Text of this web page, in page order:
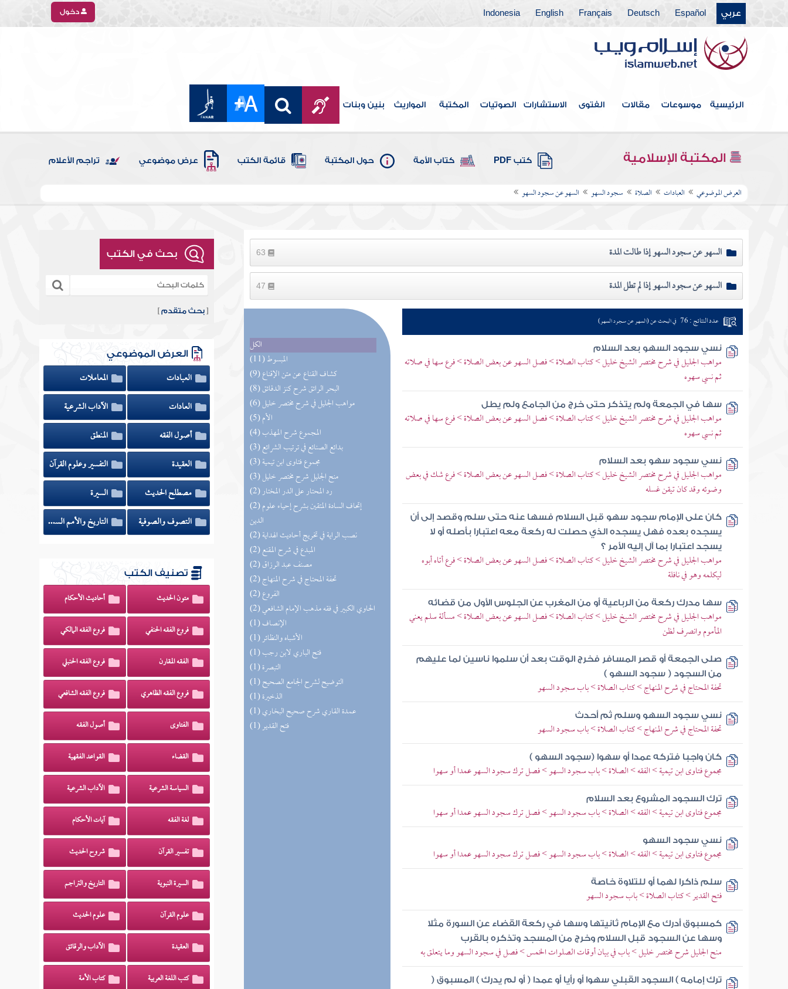
عربي Español
Deutsch
Français
English
Indonesia دخول
الرئيسية موسوعات مقالات الفتوى الاستشارات الصوتيات المكتبة المواريث بنين وبنات
المكتبة الإسلامية كتب PDF كتاب الأمة حول المكتبة قائمة الكتب عرض موضوعي تراجم الأعلام
العرض الموضوعي العبادات الصلاة سجود السهو السهو عن سجود السهو
السهو عن سجود السهو إذا طالت المدة
السهو عن سجود السهو إذا لم تطل المدة
الكل
(11) المبسوط
(9) كشاف القناع عن متن الإقناع
(8) البحر الرائق شرح كنز الدقائق
(6) مواهب الجليل في شرح مختصر خليل
(5) الأم
(4) المجموع شرح المهذب
(3) بدائع الصنائع في ترتيب الشرائع
(3) مجموع فتاوى ابن تيمية
(3) منح الجليل شرح مختصر خليل
(2) رد المحتار على الدر المختار
(2) إتحاف السادة المتقين بشرح إحياء علوم
الدين
(2) نصب الراية في تخريج أحاديث الهداية
(2) المبدع في شرح المقنع
(2) مصنف عبد الرزاق
(2) تحفة المحتاج في شرح المنهاج
(2) الفروع
(2) الحاوي الكبير في فقه مذهب الإمام الشافعي
(1) الإنصاف
(1) الأشباه والنظائر
(1) فتح الباري لابن رجب
(1) التبصرة
(1) التوضيح لشرح الجامع الصحيح
(1) الذخيرة
(1) عمدة القاري شرح صحيح البخاري
(1) فتح القدير
عدد النتائج : 76 في البحث عن (السهو عن سجود السهو)
نسي سجود السهو بعد السلام
مواهب الجليل في شرح مختصر الشيخ خليل > كتاب الصلاة > فصل السهو عن بعض الصلاة > فرع سها في صلاته
ثم نسي سهوه
سها في الجمعة ولم يتذكر حتى خرج من الجامع ولم يطل
مواهب الجليل في شرح مختصر الشيخ خليل > كتاب الصلاة > فصل السهو عن بعض الصلاة > فرع سها في صلاته
ثم نسي سهوه
نسي سجود سهو بعد السلام
مواهب الجليل في شرح مختصر الشيخ خليل > كتاب الصلاة > فصل السهو عن بعض الصلاة > فرع شك في بعض
وضوئه وقد كان تيقن غسله
كان على الإمام سجود سهو قبل السلام فسها عنه حتى سلم وقصد إلى أن
يسجده بعده فهل يسجده الذي حصلت له ركعة معه اعتبارا بأصله أو لا
يسجد اعتبارا بما آل إليه الأمر ؟
مواهب الجليل في شرح مختصر الشيخ خليل > كتاب الصلاة > فصل السهو عن بعض الصلاة > فرع أتاه أبوه
ليكلمه وهو في نافلة
سها مدرك ركعة من الرباعية أو من المغرب عن الجلوس الأول من قضائه
مواهب الجليل في شرح مختصر الشيخ خليل > كتاب الصلاة > فصل السهو عن بعض الصلاة > مسألة سلم يعني
المأموم وانصرف لظن
صلى الجمعة أو قصر المسافر فخرج الوقت بعد أن سلموا ناسين لما عليهم
من السجود ( سجود السهو )
تحفة المحتاج في شرح المنهاج > كتاب الصلاة > باب سجود السهو
نسي سجود السهو وسلم ثم أحدث
تحفة المحتاج في شرح المنهاج > كتاب الصلاة > باب سجود السهو
كان واجبا فتركه عمدا أو سهوا (سجود السهو )
مجموع فتاوى ابن تيمية > الفقه > الصلاة > باب سجود السهو > فصل ترك سجود السهو عمدا أو سهوا
ترك السجود المشروع بعد السلام
مجموع فتاوى ابن تيمية > الفقه > الصلاة > باب سجود السهو > فصل ترك سجود السهو عمدا أو سهوا
نسي سجود السهو
مجموع فتاوى ابن تيمية > الفقه > الصلاة > باب سجود السهو > فصل ترك سجود السهو عمدا أو سهوا
سلم ذاكرا لهما أو للتلاوة خاصة
فتح القدير > كتاب الصلاة > باب سجود السهو
كمسبوق أدرك مع الإمام ثانيتها وسها في ركعة القضاء عن السورة مثلا
وسها عن السجود قبل السلام وخرج من المسجد وتذكره بالقرب
منح الجليل شرح مختصر خليل > باب في بيان أوقات الصلوات الخمس > فصل في سجود السهو وما يتعلق به
ترك إمامه ) السجود القبلي سهوا أو رأيا أو عمدا ( أو لم يدرك ) المسبوق (
بحث في الكتب
[بحث متقدم ]
العرض الموضوعي
العبادات
المعاملات
العادات
الآداب الشرعية
أصول الفقه
المنطق
العقيدة
التفسير وعلوم القرآن
مصطلح الحديث
السيرة
التصوف والصوفية
التاريخ والأمم السابقة
تصنيف الكتب
متون الحديث أحاديث الأحكام
فروع الفقه الحنفي فروع الفقه المالكي
الفقه المقارن فروع الفقه الحنبلي
فروع الفقه الظاهري فروع الفقه الشافعي
الفتاوى أصول الفقه
القضاء القواعد الفقهية
السياسة الشرعية الآداب الشرعية
لغة الفقه آيات الأحكام
تفسير القرآن شروح الحديث
السيرة النبوية التاريخ والتراجم
علوم القرآن علوم الحديث
العقيدة الآداب والرقائق
كتب اللغة العربية كتاب الأمة